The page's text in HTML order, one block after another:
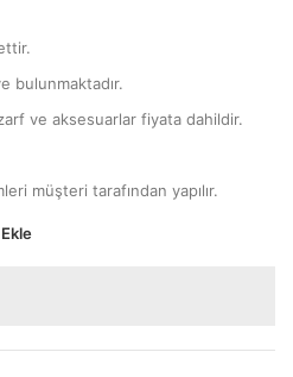
bulunmaktadır.
ve aksesuarlar fiyata dahildir.
müşteri tarafından yapılır.